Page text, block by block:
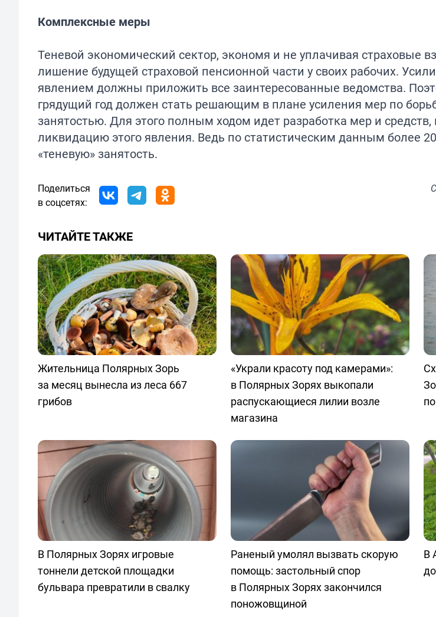
Комплексные меры
Теневой экономический сектор, экономя и не уплачивая страховые
лишение будущей страховой пенсионной части у своих рабочих.
явлением должны приложить все заинтересованные ведомства.
грядущий год должен стать решающим в плане усиления мер по
занятостью. Для этого полным ходом идет разработка мер и
ликвидацию этого явления. Ведь по статистическим данным более
«теневую» занятость.
Поделиться
в соцсетях:
ЧИТАЙТЕ ТАКЖЕ
Жительница Полярных Зорь
за месяц вынесла из леса 667
грибов
«Украли красоту под камерами»:
в Полярных Зорях выкопали
распускающиеся лилии возле
магазина
В Полярных Зорях игровые
тоннели детской площадки
бульвара превратили в свалку
Раненый умолял вызвать скорую
помощь: застольный спор
в Полярных Зорях закончился
поножовщиной
В